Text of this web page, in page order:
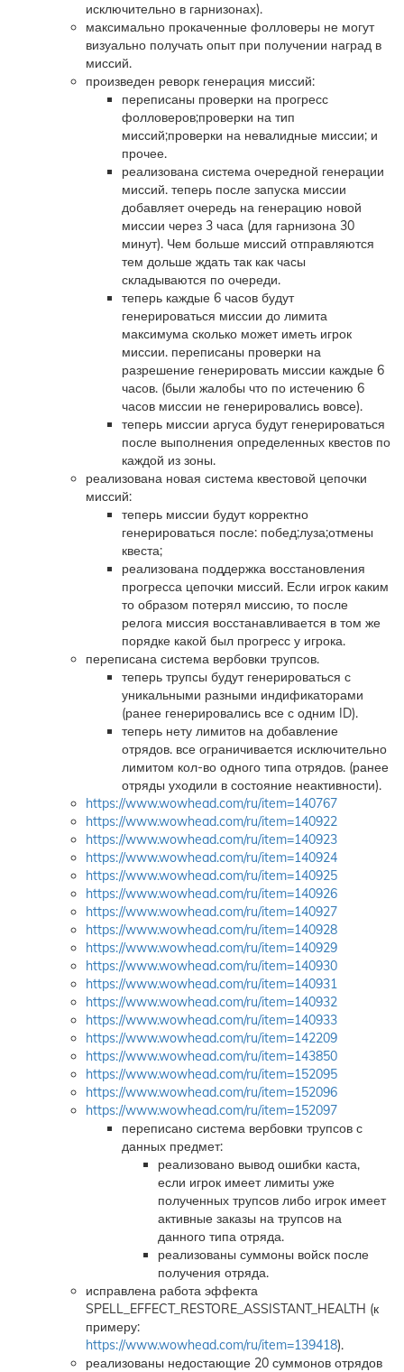
исключительно в гарнизонах).
максимально прокаченные фолловеры не могут
визуально получать опыт при получении наград в
миссий.
произведен реворк генерация миссий:
переписаны проверки на прогресс
фолловеров;проверки на тип
миссий;проверки на невалидные миссии; и
прочее.
реализована система очередной генерации
миссий. теперь после запуска миссии
добавляет очередь на генерацию новой
миссии через 3 часа (для гарнизона 30
минут). Чем больше миссий отправляются
тем дольше ждать так как часы
складываются по очереди.
теперь каждые 6 часов будут
генерироваться миссии до лимита
максимума сколько может иметь игрок
миссии. переписаны проверки на
разрешение генерировать миссии каждые 6
часов. (были жалобы что по истечению 6
часов миссии не генерировались вовсе).
теперь миссии аргуса будут генерироваться
после выполнения определенных квестов по
каждой из зоны.
реализована новая система квестовой цепочки
миссий:
теперь миссии будут корректно
генерироваться после: побед;луза;отмены
квеста;
реализована поддержка восстановления
прогресса цепочки миссий. Если игрок каким
то образом потерял миссию, то после
релога миссия восстанавливается в том же
порядке какой был прогресс у игрока.
переписана система вербовки трупсов.
теперь трупсы будут генерироваться с
уникальными разными индификаторами
(ранее генерировались все с одним ID).
теперь нету лимитов на добавление
отрядов. все ограничивается исключительно
лимитом кол-во одного типа отрядов. (ранее
отряды уходили в состояние неактивности).
https://www.wowhead.com/ru/item=140767
https://www.wowhead.com/ru/item=140922
https://www.wowhead.com/ru/item=140923
https://www.wowhead.com/ru/item=140924
https://www.wowhead.com/ru/item=140925
https://www.wowhead.com/ru/item=140926
https://www.wowhead.com/ru/item=140927
https://www.wowhead.com/ru/item=140928
https://www.wowhead.com/ru/item=140929
https://www.wowhead.com/ru/item=140930
https://www.wowhead.com/ru/item=140931
https://www.wowhead.com/ru/item=140932
https://www.wowhead.com/ru/item=140933
https://www.wowhead.com/ru/item=142209
https://www.wowhead.com/ru/item=143850
https://www.wowhead.com/ru/item=152095
https://www.wowhead.com/ru/item=152096
https://www.wowhead.com/ru/item=152097
переписано система вербовки трупсов с
данных предмет:
реализовано вывод ошибки каста,
если игрок имеет лимиты уже
полученных трупсов либо игрок имеет
активные заказы на трупсов на
данного типа отряда.
реализованы суммоны войск после
получения отряда.
исправлена работа эффекта
SPELL_EFFECT_RESTORE_ASSISTANT_HEALTH (к
примеру:
https://www.wowhead.com/ru/item=139418).
реализованы недостающие 20 суммонов отрядов